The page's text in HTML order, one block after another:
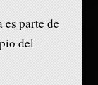
parte de
del